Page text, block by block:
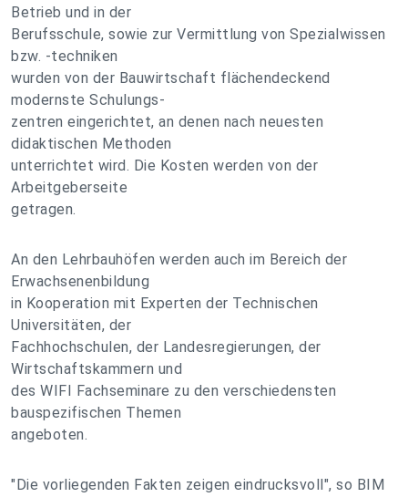
Betrieb und in der
Berufsschule, sowie zur Vermittlung von Spezialwissen
bzw. -techniken
wurden von der Bauwirtschaft flächendeckend
modernste Schulungs-
zentren eingerichtet, an denen nach neuesten
didaktischen Methoden
unterrichtet wird. Die Kosten werden von der
Arbeitgeberseite
getragen.
An den Lehrbauhöfen werden auch im Bereich der
Erwachsenenbildung
in Kooperation mit Experten der Technischen
Universitäten, der
Fachhochschulen, der Landesregierungen, der
Wirtschaftskammern und
des WIFI Fachseminare zu den verschiedensten
bauspezifischen Themen
angeboten.
"Die vorliegenden Fakten zeigen eindrucksvoll", so BIM